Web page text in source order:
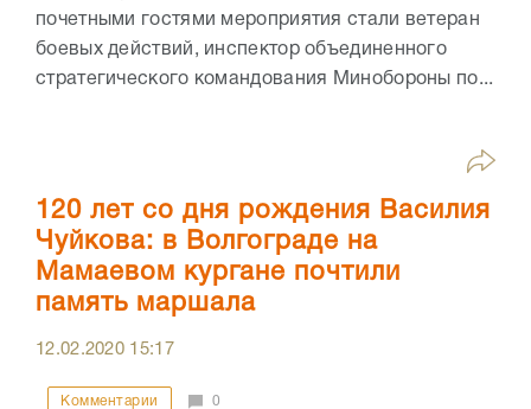
почетными гостями мероприятия стали ветеран
боевых действий, инспектор объединенного
стратегического командования Минобороны по...
120 лет со дня рождения Василия
Чуйкова: в Волгограде на
Мамаевом кургане почтили
память маршала
12.02.2020 15:17
Комментарии 0